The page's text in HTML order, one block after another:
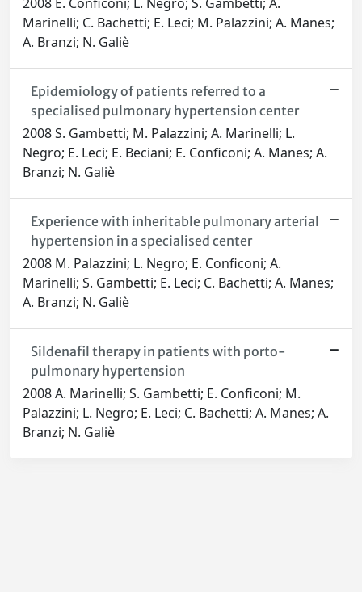
Marinelli; C. Bachetti; E. Leci; M. Palazzini; A. Manes;
A. Branzi; N. Galiè
Epidemiology of patients referred to a
specialised pulmonary hypertension center
2008 S. Gambetti; M. Palazzini; A. Marinelli; L.
Negro; E. Leci; E. Beciani; E. Conficoni; A. Manes; A.
Branzi; N. Galiè
Experience with inheritable pulmonary arterial
hypertension in a specialised center
2008 M. Palazzini; L. Negro; E. Conficoni; A.
Marinelli; S. Gambetti; E. Leci; C. Bachetti; A. Manes;
A. Branzi; N. Galiè
Sildenafil therapy in patients with porto-
pulmonary hypertension
2008 A. Marinelli; S. Gambetti; E. Conficoni; M.
Palazzini; L. Negro; E. Leci; C. Bachetti; A. Manes; A.
Branzi; N. Galiè